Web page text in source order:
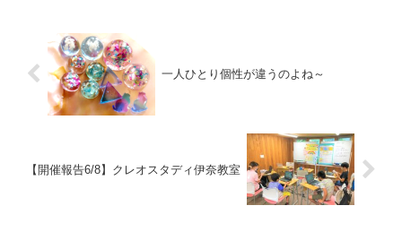
一人ひとり個性が違うのよね～
【開催報告6/8】クレオスタディ伊奈教室